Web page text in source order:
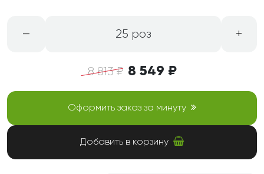
– 25 роз +
8 813 ₽ 8 549 ₽
Оформить заказ за минуту
Добавить в корзину